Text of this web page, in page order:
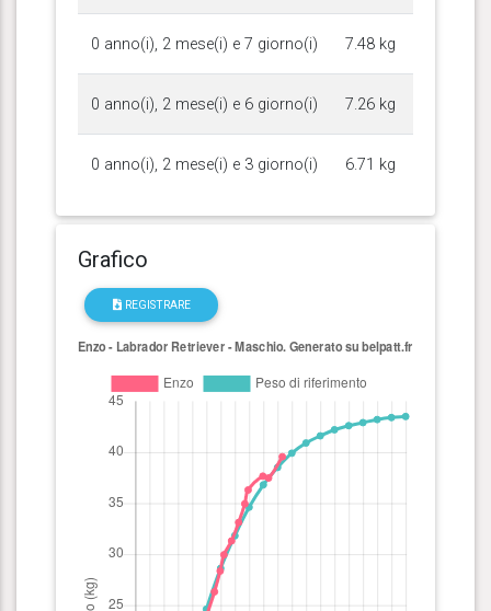
0 anno(i), 2 mese(i) e 7 giorno(i) 7.48 kg
0 anno(i), 2 mese(i) e 6 giorno(i) 7.26 kg
0 anno(i), 2 mese(i) e 3 giorno(i) 6.71 kg
Grafico
REGISTRARE